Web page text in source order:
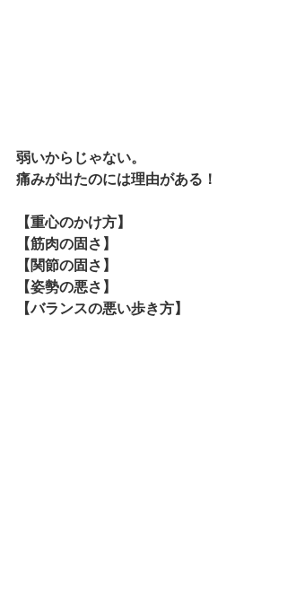
弱いからじゃない。
痛みが出たのには理由がある！
【重心のかけ方】
【筋肉の固さ】
【関節の固さ】
【姿勢の悪さ】
【バランスの悪い歩き方】